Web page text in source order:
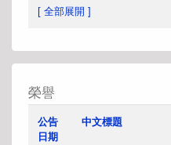
[ 全部展開 ]
榮譽
公告
日期
中文標題